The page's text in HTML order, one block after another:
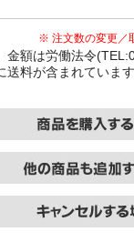
※ 注文数の変更／
金額は労働法令
送料が含まれていま